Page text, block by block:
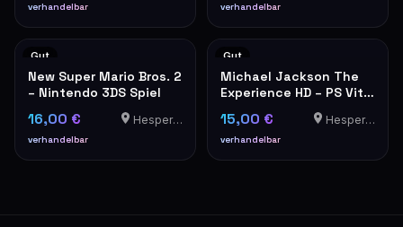
verhandelbar verhandelbar
Gut
New Super Mario Bros. 2
– Nintendo 3DS Spiel
16,00 €
verhandelbar
Hesperange
Gut
Michael Jackson The
Experience HD – PS Vita
15,00 €
verhandelbar
Hesperange